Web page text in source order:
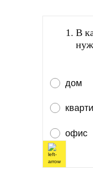
1. В
дом
офис